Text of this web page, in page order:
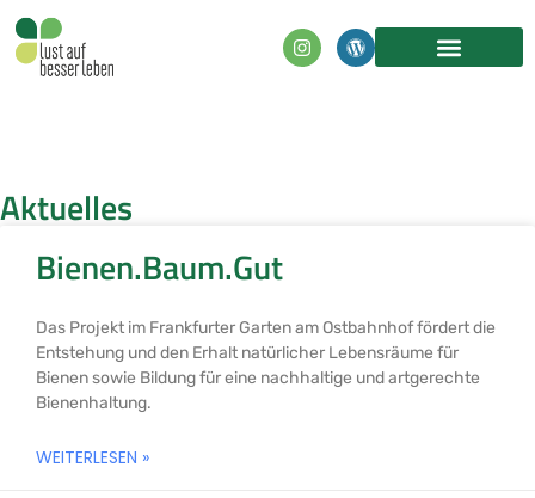
springen
Aktuelles
Bienen.Baum.Gut
Das Projekt im Frankfurter Garten am Ostbahnhof fördert die
Entstehung und den Erhalt natürlicher Lebensräume für
Bienen sowie Bildung für eine nachhaltige und artgerechte
Bienenhaltung.
WEITERLESEN »